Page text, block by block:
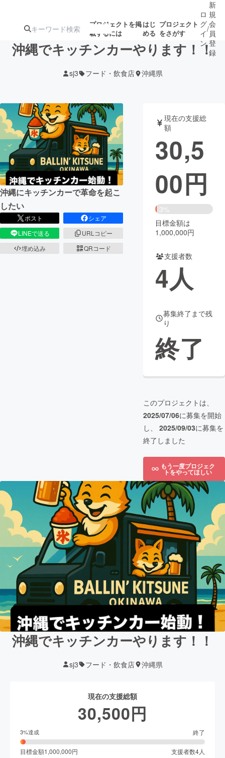
プロジェクトを掲
載するには
はじ
める
プロジェクト
をさがす
アート・写真
テクノロジー・ガジェット ゲーム・サ
映像・映画
ビジネス・起業 チャレンジ
まちづくり・地域活性化
CAMPFIRE Creation
コミュニティ
ロ
グ
イ
ン
/
新
規
会
員
登
録
沖縄でキッチンカーやります！！
sj3 フード・飲食店 沖縄県
沖縄にキッチンカーで革命を起こ
したい
ポスト
シェア
LINEで送る
URLコピー
埋め込み
QRコード
現在の支援総
額
30,5
00円
3%
目標金額は
1,000,000円
支援者数
4人
募集終了まで残
り
終了
このプロジェクトは、
2025/07/06に募集を開始
し、 2025/09/03に募集を
終了しました
もう一度プロジェク
トをやってほしい
沖縄でキッチンカーやります！！
sj3 フード・飲食店 沖縄県
現在の支援総額
30,500円
3%達成 終了
目標金額1,000,000円 支援者数4人